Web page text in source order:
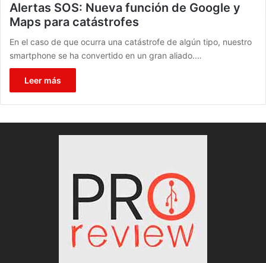
Alertas SOS: Nueva función de Google y
Maps para catástrofes
En el caso de que ocurra una catástrofe de algún tipo, nuestro
smartphone se ha convertido en un gran aliado.…
Leer más